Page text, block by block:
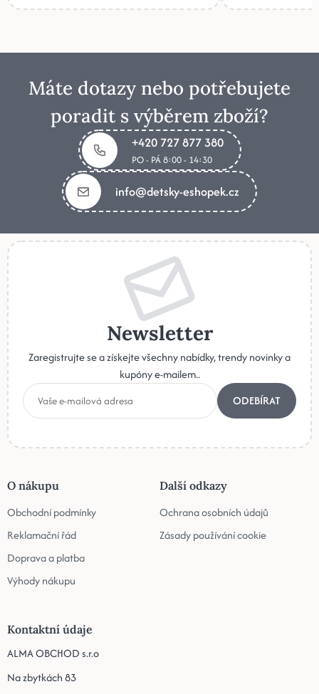
Máte dotazy nebo potřebujete
poradit s výběrem zboží?
+420 727 877 380
PO - PÁ 8:00 - 14:30
info@detsky-eshopek.cz
Newsletter
Zaregistrujte se a získejte všechny nabídky, trendy novinky a
kupóny e-mailem..
ODEBÍRAT
O nákupu
Obchodní podmínky
Reklamační řád
Doprava a platba
Výhody nákupu
Další odkazy
Ochrana osobních údajů
Zásady používání cookie
Kontaktní údaje
ALMA OBCHOD s.r.o
Na zbytkách 83